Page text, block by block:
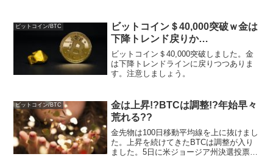
ビットコイン/BTC
ビットコイン＄40,000突破ｗ金は
下降トレンド戻りか…
ビットコイン＄40,000突破しました。金
は下降トレンドラインに戻りつつありま
す。注意しましょう。
ビットコイン/BTC
金は上昇!?BTCは調整!?年始早々
荒れる??
金先物は100日移動平均線を上に抜けまし
た。上昇を続けてきたBTCは調整が入り
ました。5日に米ジョージア州決選投票の